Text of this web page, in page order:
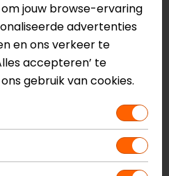
op slijtzones
jouw browse-ervaring
advertenties
en ons verkeer te
accepteren’ te
gebruik van cookies.